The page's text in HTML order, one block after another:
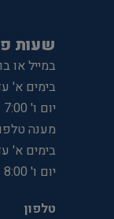
שעות
במייל או
בימים א' עד ה': 7:00
יום ו' 7:00 עד 14:00
מענה
בימים א' עד ה': 8:00
יום ו' 8:00 עד 14:00
טלפון